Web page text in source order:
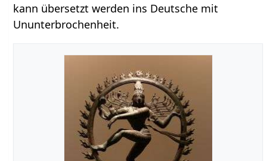
kann übersetzt werden ins Deutsche mit
Ununterbrochenheit.